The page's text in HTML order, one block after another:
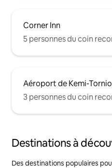
Corner Inn
5 personnes du coin
Aéroport de Kemi-Tornio
3 personnes du coin
Destinations à
Des destinations populaires